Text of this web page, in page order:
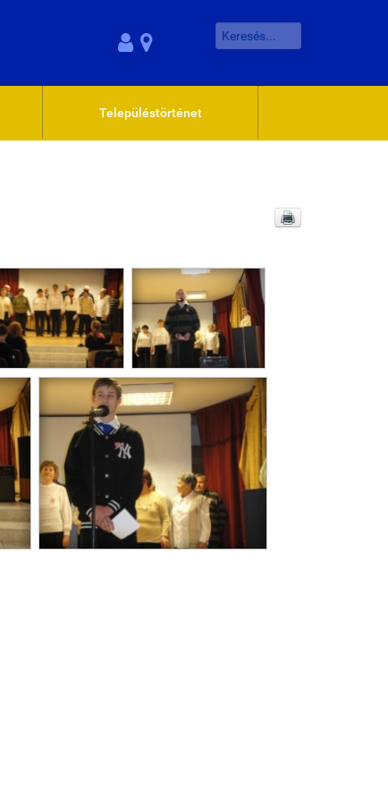
Településtörténet